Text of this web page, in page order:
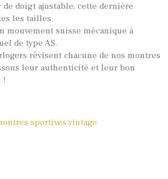
de doigt ajustable, cette dernière
les tailles.
mouvement suisse mécanique à
de type AS.
révisent chacune de nos montres
leur authenticité et leur bon
!
sportives vintage